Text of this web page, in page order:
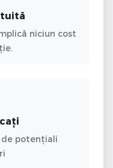
niciun cost
de potențiali